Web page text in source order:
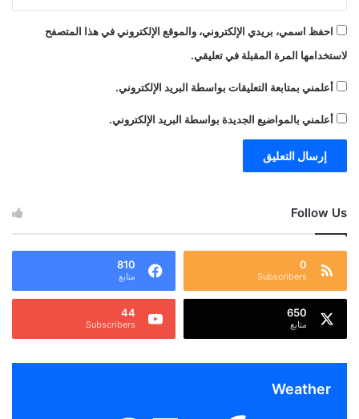
احفظ اسمي، بريدي الإلكتروني، والموقع الإلكتروني في هذا المتصفح
لاستخدامها المرة المقبلة في تعليقي.
أعلمني بمتابعة التعليقات بواسطة البريد الإلكتروني.
أعلمني بالمواضيع الجديدة بواسطة البريد الإلكتروني.
Follow Us
0
Subscribers
810
متابع
650
متابع
44
Subscribers
Weather